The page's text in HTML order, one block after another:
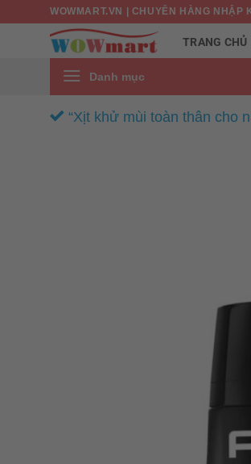
WOWMART.VN | CHUYÊN HÀNG NHẬP
TRANG CHỦ
Danh mục
“Xịt khử mùi toàn thân cho